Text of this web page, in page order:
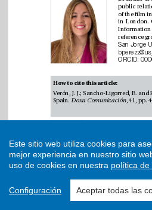
Este sitio web utiliza cookies para
mejor experiencia en nuestro sitio
uso de cookies en nuestra política de
Configuración Aceptar todas las